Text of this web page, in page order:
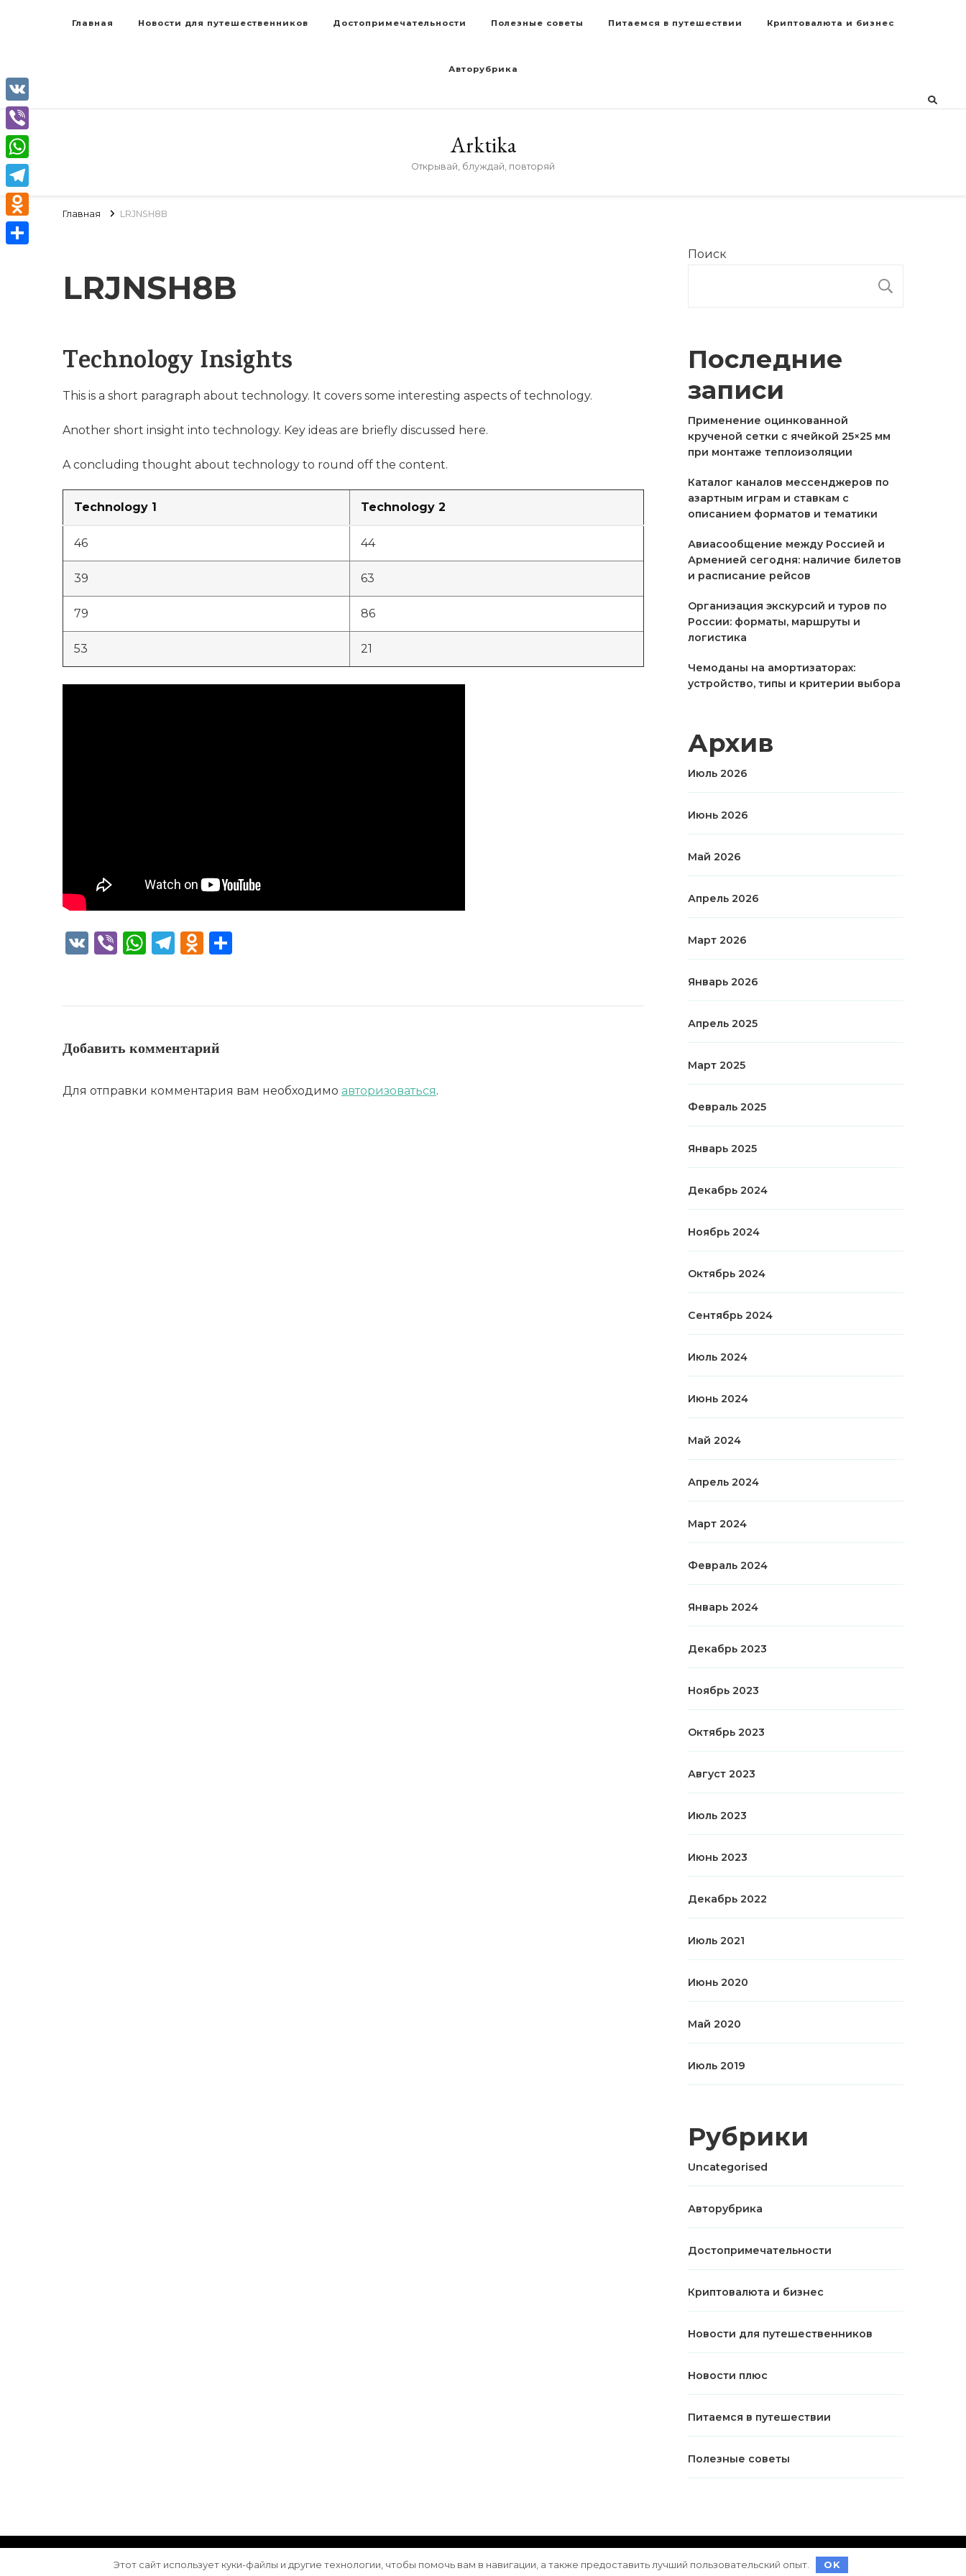
Главная Новости для путешественников Достопримечательности Полезные советы Питаемся в путешествии Криптовалюта и бизнес
Авторубрика
Arktika
Открывай, блуждай, повторяй
Главная LRJNSH8B
LRJNSH8B
Technology Insights
This is a short paragraph about technology. It covers some interesting aspects of technology.
Another short insight into technology. Key ideas are briefly discussed here.
A concluding thought about technology to round off the content.
Technology 1 Technology 2
46 44
39 63
79 86
53 21
VK ViberWhatsApp
Telegram
Odnoklassniki
Добавить комментарий
Для отправки комментария вам необходимо авторизоваться.
Поиск
Последние
записи
Применение оцинкованной
крученой сетки с ячейкой 25×25 мм
при монтаже теплоизоляции
Каталог каналов мессенджеров по
азартным играм и ставкам с
описанием форматов и тематики
Авиасообщение между Россией и
Арменией сегодня: наличие билетов
и расписание рейсов
Организация экскурсий и туров по
России: форматы, маршруты и
логистика
Чемоданы на амортизаторах:
устройство, типы и критерии выбора
Архив
Июль 2026
Июнь 2026
Май 2026
Апрель 2026
Март 2026
Январь 2026
Апрель 2025
Март 2025
Февраль 2025
Январь 2025
Декабрь 2024
Ноябрь 2024
Октябрь 2024
Сентябрь 2024
Июль 2024
Июнь 2024
Май 2024
Апрель 2024
Март 2024
Февраль 2024
Январь 2024
Декабрь 2023
Ноябрь 2023
Октябрь 2023
Август 2023
Июль 2023
Июнь 2023
Декабрь 2022
Июль 2021
Июнь 2020
Май 2020
Июль 2019
Рубрики
Uncategorised
Авторубрика
Достопримечательности
Криптовалюта и бизнес
Новости для путешественников
Новости плюс
Питаемся в путешествии
Полезные советы
© Авторское право 2026 . Все права защищены. Vilva | Разработана WordPress
VK
Viber
WhatsApp
Telegram
Odnoklassniki
Этот сайт использует куки-файлы и другие технологии, чтобы помочь вам в навигации, а также предоставить лучший пользовательский опыт. OK